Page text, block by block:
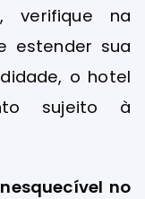
verifique na
estender sua
o hotel
sujeito à
no